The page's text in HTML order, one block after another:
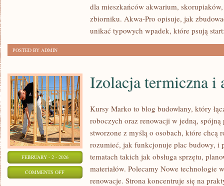
dla mieszkańców akwarium,
zbiorniku. Akwa-Pro opisuje, jak
unikać typowych wpadek, które psują
POSTED BY ADMIN
FEBRUARY - 2 - 2026
COMMENTS OFFON
Izolacja termiczna i
Kursy Marko to blog budowlany, który
roboczych oraz renowacji w jedną,
stworzone z myślą o osobach, które chcą
rozumieć, jak funkcjonuje plac budowy, i
tematach takich jak obsługa sprzętu,
materiałów. Polecamy Nowe technologie
renowacje. Strona koncentruje się na